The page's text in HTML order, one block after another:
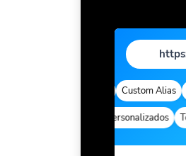
Custom Alias
Parâmetros personalizados